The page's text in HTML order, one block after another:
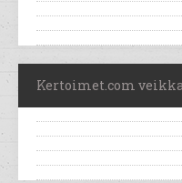
Kertoimet.com